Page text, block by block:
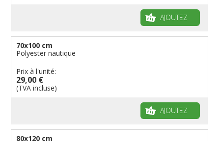
AJOUTEZ
70x100 cm
Polyester nautique
Prix à l'unité:
29,00 €
(TVA incluse)
AJOUTEZ
80x120 cm